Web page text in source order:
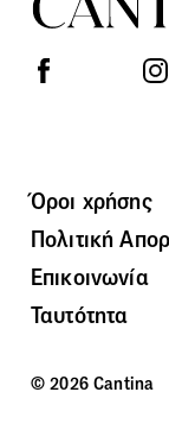
Όροι χρήσης
Πολιτική
Επικοινωνία
Ταυτότητα
© 2026 Cantina